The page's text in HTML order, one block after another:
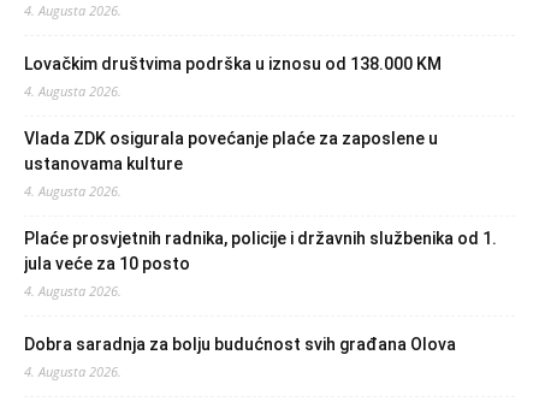
4. Augusta 2026.
Lovačkim društvima podrška u iznosu od 138.000 KM
4. Augusta 2026.
Vlada ZDK osigurala povećanje plaće za zaposlene u
ustanovama kulture
4. Augusta 2026.
Plaće prosvjetnih radnika, policije i državnih službenika od 1.
jula veće za 10 posto
4. Augusta 2026.
Dobra saradnja za bolju budućnost svih građana Olova
4. Augusta 2026.